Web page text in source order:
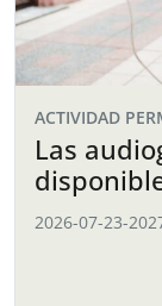
ACTIVIDAD
Las
2026-07-23-